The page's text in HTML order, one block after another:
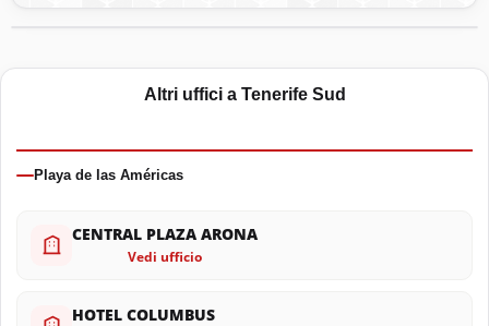
Altri uffici a Tenerife Sud
Playa de las Américas
CENTRAL PLAZA ARONA
Vedi ufficio
HOTEL COLUMBUS